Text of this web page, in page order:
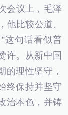
会议上，毛泽
他比较公道、
这句话看似普
许。从新中国
的理性坚守，
终保持并坚守
治本色，并铸